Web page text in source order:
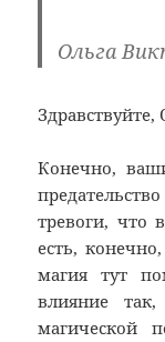
Ольга
Здравствуйте,
Конечно,
тревоги, что
есть,
магия тут
влияние
магической